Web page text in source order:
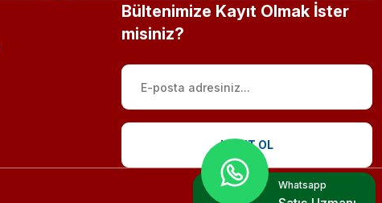
Bültenimize Kayıt Olmak İster
misiniz?
KAYIT OL
Whatsapp